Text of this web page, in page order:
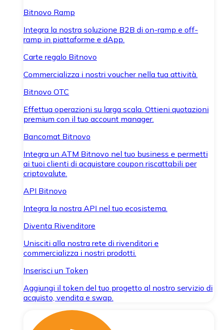
Bitnovo Ramp
Integra la nostra soluzione B2B di on-ramp e off-
ramp in piattaforme e dApp.
Carte regalo Bitnovo
Commercializza i nostri voucher nella tua attività.
Bitnovo OTC
Effettua operazioni su larga scala. Ottieni quotazioni
premium con il tuo account manager.
Bancomat Bitnovo
Integra un ATM Bitnovo nel tuo business e permetti
ai tuoi clienti di acquistare coupon riscattabili per
criptovalute.
API Bitnovo
Integra la nostra API nel tuo ecosistema.
Diventa Rivenditore
Unisciti alla nostra rete di rivenditori e
commercializza i nostri prodotti.
Inserisci un Token
Aggiungi il token del tuo progetto al nostro servizio di
acquisto, vendita e swap.